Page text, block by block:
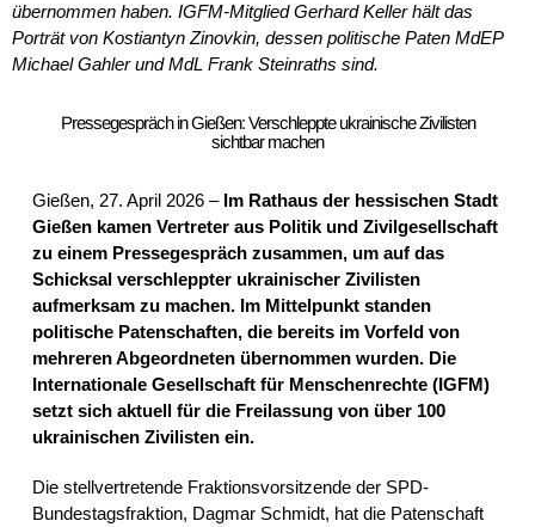
übernommen haben. IGFM-MitgliedGerhard Keller hält das
Porträt von Kostiantyn Zinovkin, dessen politische Paten MdEP
Michael Gahler und MdL Frank Steinraths sind.
Pressegespräch in Gießen: Verschleppte ukrainische Zivilisten
sichtbar machen
Gießen, 27. April 2026 – Im Rathaus der hessischen Stadt
Gießen kamen Vertreter aus Politik und Zivilgesellschaft
zu einem Pressegespräch zusammen, um auf das
Schicksal verschleppter ukrainischer Zivilisten
aufmerksam zu machen. Im Mittelpunkt standen
politische Patenschaften, die bereits im Vorfeld von
mehreren Abgeordneten übernommen wurden. Die
Internationale Gesellschaft für Menschenrechte (IGFM)
setzt sich aktuell für die Freilassung von über 100
ukrainischen Zivilisten ein.
Die stellvertretende Fraktionsvorsitzende der SPD-
Bundestagsfraktion, Dagmar Schmidt, hat die Patenschaft